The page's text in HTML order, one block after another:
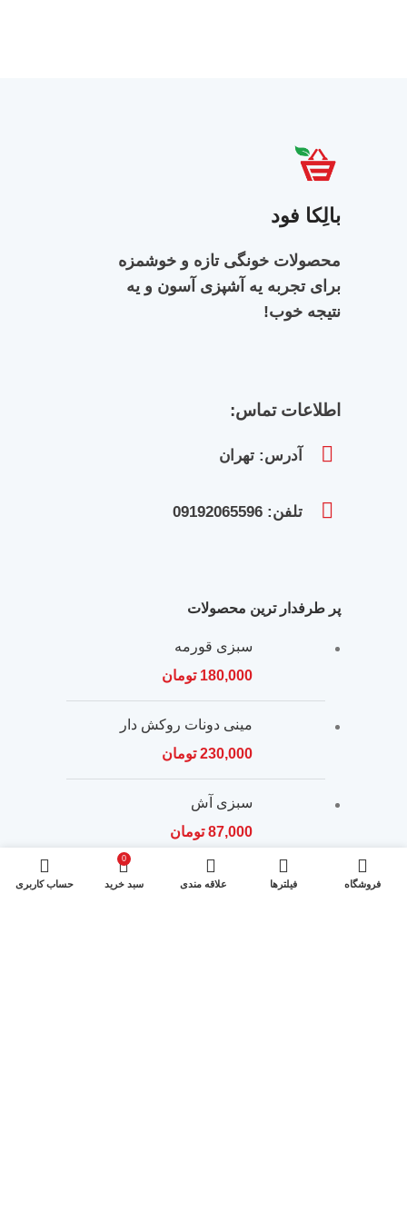
بالِکا فود
محصولات خونگی تازه و خوشمزه
برای تجربه‌ یه آشپزی آسون و یه
نتیجه خوب!
اطلاعات تماس:
آدرس: تهران
تلفن: 09192065596
پر طرفدار ترین محصولات
سبزی قورمه
180,000 تومان
مینی دونات روکش دار
230,000 تومان
سبزی آش
87,000 تومان
فروشگاه فیلترها علاقه مندی
0
سبد خرید حساب کاربری